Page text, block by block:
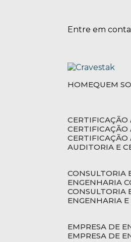
Entre em
HOME QUEM
AUDITORIA E
ENGENHARIA
ENGENHARIA
EMPRESA DE
EMPRESA DE